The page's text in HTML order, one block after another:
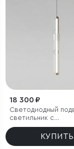
18 300 ₽
Светодиодный
светильник с
регулировкой
температурыКУПИТЬ